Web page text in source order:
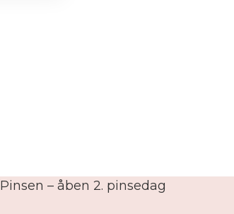
Pinsen – åben 2. pinsedag